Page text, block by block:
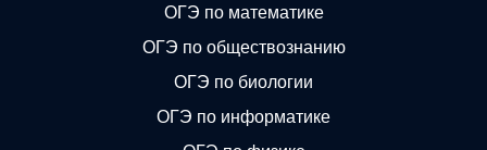
ОГЭ по математике
ОГЭ по обществознанию
ОГЭ по биологии
ОГЭ по информатике